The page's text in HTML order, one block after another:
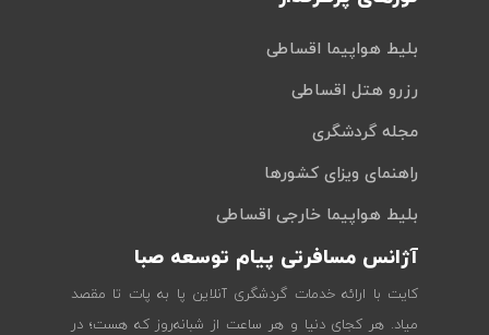
بلیط هواپیما اقساطی
رزرو هتل اقساطی
مجله گردشگری
راهنمای ویزای کشورها
بلیط هواپیما خارجی اقساطی
آژانس مسافرتی پیام توسعه صبا
کایت با ارائه خدمات گردشگری آنلاین پا به پات تا مقصد
میاد. هر کجای دنیا و هر ساعت از شبانه‌روز که هست؛ در